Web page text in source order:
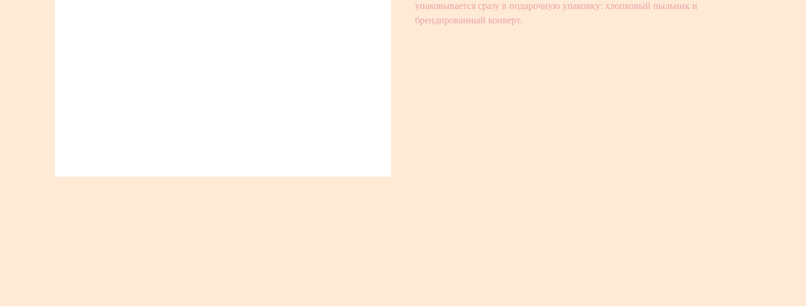
упаковывается сразу в подарочную упаковку: хлопковый пыльник и
брендированный конверт.